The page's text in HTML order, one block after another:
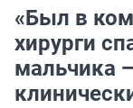
«Был в
хирурги
мальчика